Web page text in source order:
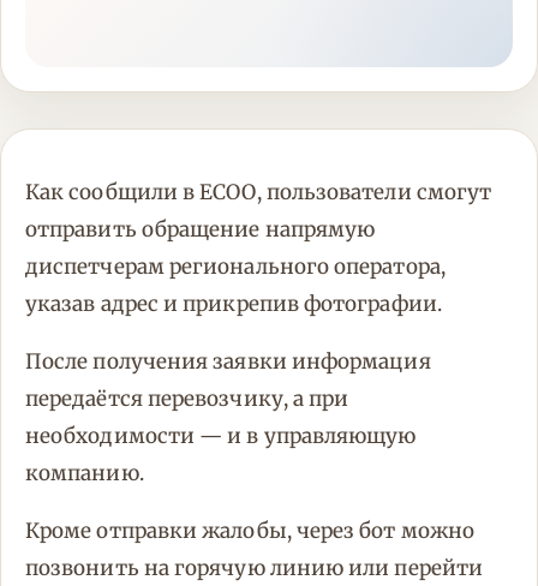
Как сообщили в ЕСОО, пользователи смогут
отправить обращение напрямую
диспетчерам регионального оператора,
указав адрес и прикрепив фотографии.
После получения заявки информация
передаётся перевозчику, а при
необходимости — и в управляющую
компанию.
Кроме отправки жалобы, через бот можно
позвонить на горячую линию или перейти